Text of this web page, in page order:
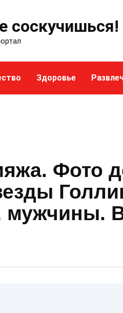
соскучишься!
Здоровье
Фото
мужчины.